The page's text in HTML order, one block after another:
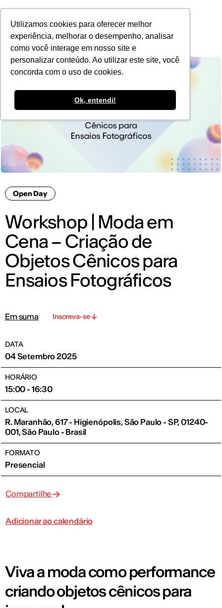
Utilizamos cookies para oferecer melhor
experiência, melhorar o desempenho, analisar
como você interage em nosso site e
personalizar conteúdo. Ao utilizar este site, você
concorda com o uso de cookies.
Ok, entendi!
POR
Open Day
Workshop | Moda em
Cena – Criação de
Objetos Cênicos para
Ensaios Fotográficos
Em suma Inscreva-se
DATA
04 Setembro 2025
HORÁRIO
15:00 - 16:30
LOCAL
R. Maranhão, 617 - Higienópolis, São Paulo - SP, 01240-
001, São Paulo - Brasil
FORMATO
Presencial
Compartilhe
Adicionar ao calendário
Viva a moda como performance
criando objetos cênicos para